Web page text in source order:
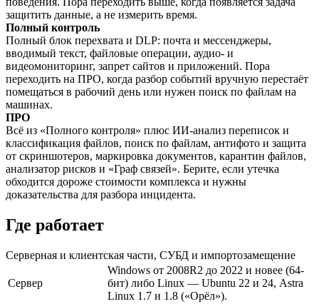
защитить данные, а не измерить время.
Полный контроль
Полный блок перехвата и DLP: почта и мессенджеры,
вводимый текст, файловые операции, аудио- и
видеомониторинг, запрет сайтов и приложений. Пора
переходить на ПРО, когда разбор событий вручную перестаёт
помещаться в рабочий день или нужен поиск по файлам на
машинах.
ПРО
Всё из «Полного контроля» плюс ИИ-анализ переписок и
классификация файлов, поиск по файлам, антифото и защита
от скриншотеров, маркировка документов, карантин файлов,
анализатор рисков и «Граф связей». Берите, если утечка
обходится дороже стоимости комплекса и нужны
доказательства для разбора инцидента.
Где работает
Серверная и клиентская части, СУБД и импортозамещение
Сервер
Windows от 2008R2 до 2022 и новее (64-
бит) либо Linux — Ubuntu 22 и 24, Astra
Linux 1.7 и 1.8 («Орёл»).